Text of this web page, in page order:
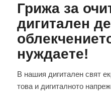
Грижа за
дигитален
нуждаете!
В нашия дигитален свят
това и дигиталното